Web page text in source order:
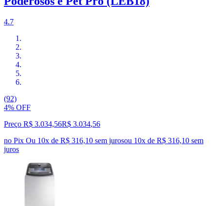
4.7
(92)
4% OFF
Preço R$ 3.034,56R$ 3.034,56
no Pix Ou 10x de R$ 316,10 sem jurosou 10x de R$ 316,10 sem
juros